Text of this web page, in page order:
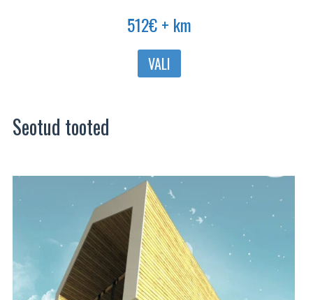
512€+ km
VALI
Sellel
teha
tootelehel.
Seotud tooted